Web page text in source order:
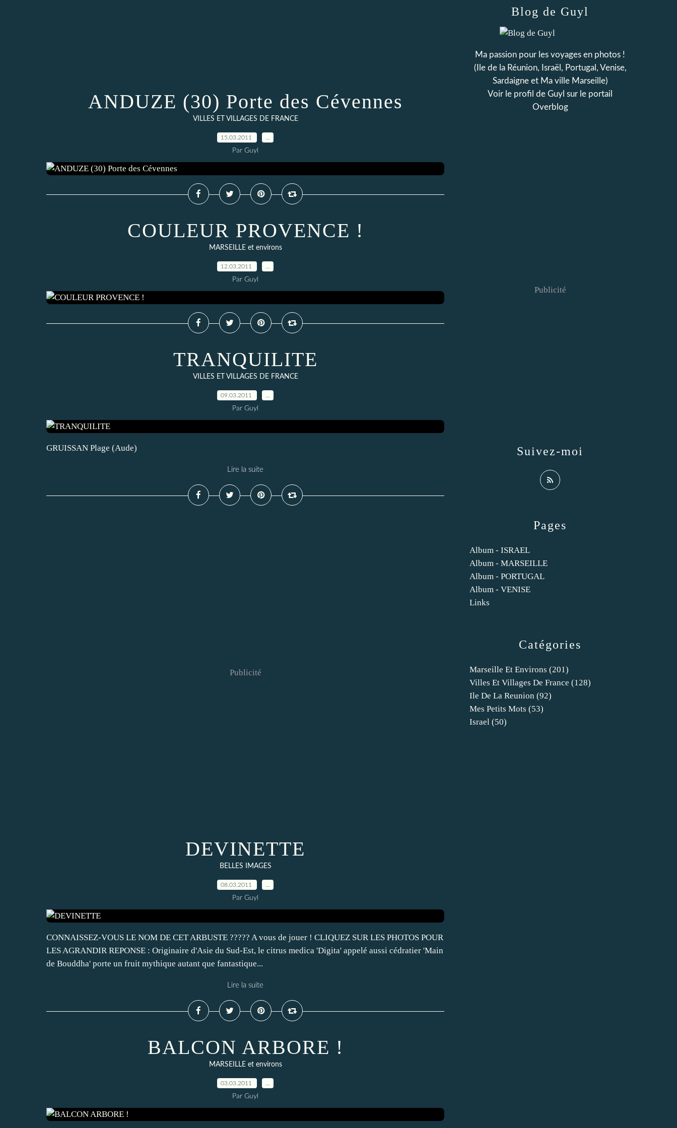
ANDUZE (30) Porte des Cévennes
VILLES ET VILLAGES DE FRANCE
15.03.2011
Par Guyl
COULEUR PROVENCE !
MARSEILLE et environs
12.03.2011
Par Guyl
TRANQUILITE
VILLES ET VILLAGES DE FRANCE
09.03.2011
Par Guyl
GRUISSAN Plage (Aude)
Lire la suite
Publicité
DEVINETTE
BELLES IMAGES
08.03.2011
Par Guyl
CONNAISSEZ-VOUS LE NOM DE CET ARBUSTE ????? A vous de jouer ! CLIQUEZ SUR LES PHOTOS POUR
LES AGRANDIR REPONSE : Originaire d'Asie du Sud-Est, le citrus medica 'Digita' appelé aussi cédratier 'Main
de Bouddha' porte un fruit mythique autant que fantastique...
Lire la suite
BALCON ARBORE !
MARSEILLE et environs
03.03.2011
Par Guyl
Catégories
Marseille Et Environs (201)
Villes Et Villages De France (128)
Ile De La Reunion (92)
Mes Petits Mots (53)
Israel (50)
Pages
Album - ISRAEL
Album - MARSEILLE
Album - PORTUGAL
Album - VENISE
Links
Blog de Guyl
Ma passion pour les voyages en photos !
(Ile de la Réunion, Israël, Portugal, Venise,
Sardaigne et Ma ville Marseille)
Voir le profil de Guyl sur le portail
Overblog
Suivez-moi
Publicité